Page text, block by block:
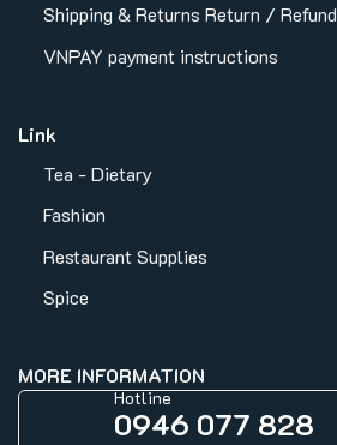
Shipping & Returns Return / Refund
VNPAY payment instructions
Link
Tea - Dietary
Fashion
Restaurant Supplies
Spice
MORE INFORMATION
Hotline
0946 077 828